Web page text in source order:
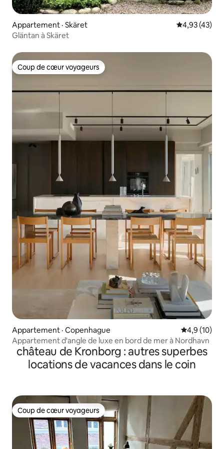
Appartement · Skäret Note
4,93 (43)
Gläntan à Skäret
Coup de cœur voyageurs
Coup de cœur voyageurs
Appartement · Copenhague Note
4,9 (10)
Appartement d'angle de luxe en bord de mer à Nordhavn
château de Kronborg : autres superbes
locations de vacances dans le coin
Coup de cœur voyageurs
Coup de cœur voyageurs